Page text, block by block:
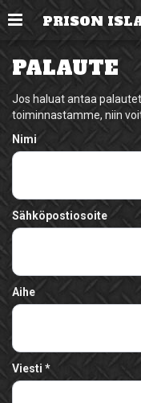
Valikko
PRISON
PALAUTE
Jos haluat antaa
toiminnastamme, niin
Nimi
Sähköpostiosoite
Aihe
Viesti